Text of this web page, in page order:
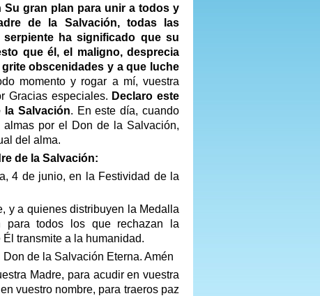
Su gran plan para unir a todos y
de la Salvación, todas las
ha significado que su
que él, el maligno, desprecia
obscenidades y a que luche
momento y rogar a mí, vuestra
Gracias especiales. Declaro este
la Salvación. En este día, cuando
por el Don de la Salvación,
del alma.
de la Salvación:
4 de junio, en la Festividad de la
y a quienes distribuyen la Medalla
para todos los que rechazan la
transmite a la humanidad.
de la Salvación Eterna. Amén
Madre, para acudir en vuestra
vuestro nombre, para traeros paz